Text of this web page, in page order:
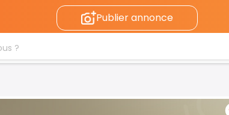
Publier annonce